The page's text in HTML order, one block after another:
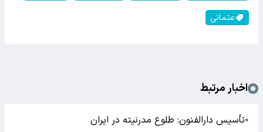
عثمانی
اخبار مرتبط
●تأسیس دارالفنون: طلوع مدرنیته در ایران